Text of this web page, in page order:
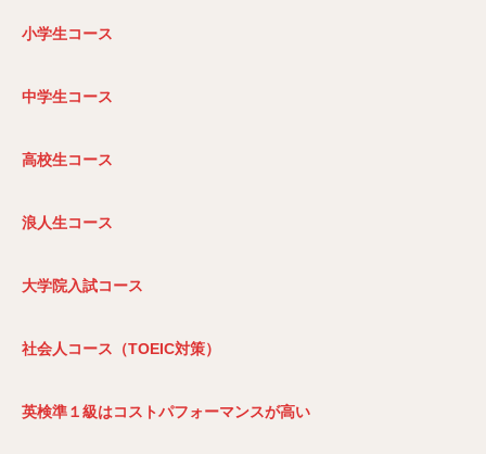
小学生コース
中学生コース
高校生コース
浪人生コース
大学院入試コース
社会人コース（TOEIC対策）
英検準１級はコストパフォーマンスが高い